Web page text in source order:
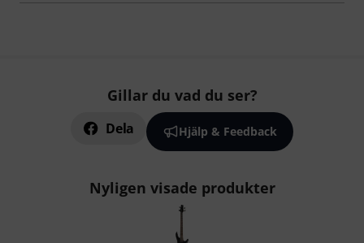
Gillar du vad du ser?
Dela Hjälp & Feedback
Nyligen visade produkter